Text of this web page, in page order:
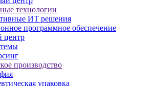
технологии
ИТ решения
программное обеспечение
центр
производство
упаковка